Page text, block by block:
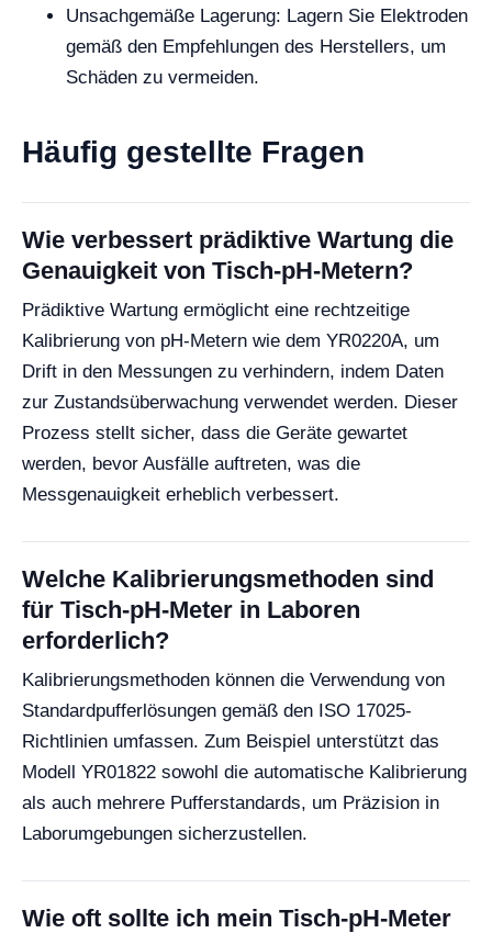
Unsachgemäße Lagerung: Lagern Sie Elektroden
gemäß den Empfehlungen des Herstellers, um
Schäden zu vermeiden.
Häufig gestellte Fragen
Wie verbessert prädiktive Wartung die
Genauigkeit von Tisch-pH-Metern?
Prädiktive Wartung ermöglicht eine rechtzeitige
Kalibrierung von pH-Metern wie dem YR0220A, um
Drift in den Messungen zu verhindern, indem Daten
zur Zustandsüberwachung verwendet werden. Dieser
Prozess stellt sicher, dass die Geräte gewartet
werden, bevor Ausfälle auftreten, was die
Messgenauigkeit erheblich verbessert.
Welche Kalibrierungsmethoden sind
für Tisch-pH-Meter in Laboren
erforderlich?
Kalibrierungsmethoden können die Verwendung von
Standardpufferlösungen gemäß den ISO 17025-
Richtlinien umfassen. Zum Beispiel unterstützt das
Modell YR01822 sowohl die automatische Kalibrierung
als auch mehrere Pufferstandards, um Präzision in
Laborumgebungen sicherzustellen.
Wie oft sollte ich mein Tisch-pH-Meter